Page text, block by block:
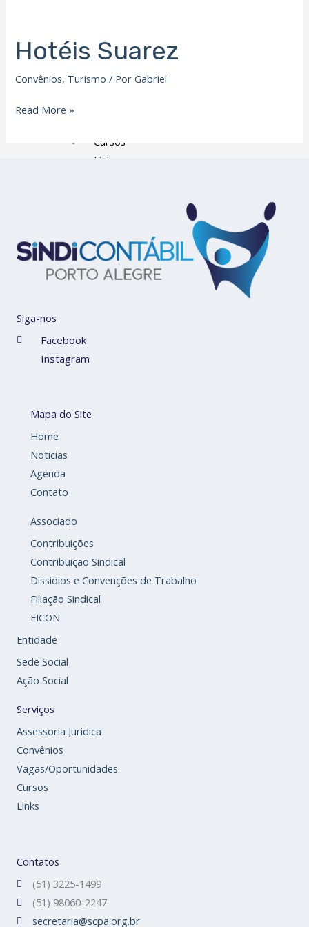
Serviços
Assessoria Juridica
Cursos
Links
X
Hotéis Suarez
Convênios, Turismo / PorGabriel
Hotéis
Suarez
Read More »
Siga-nos
Facebook
Instagram
Mapa do Site
Home
Noticias
Agenda
Contato
Associado
Contribuições
Contribuição Sindical
Dissidios e Convenções de Trabalho
Filiação Sindical
EICON
Entidade
Sede Social
Ação Social
Serviços
Assessoria Juridica
Convênios
Vagas/Oportunidades
Cursos
Links
Contatos
(51) 3225-1499
(51) 98060-2247
secretaria@scpa.org.br